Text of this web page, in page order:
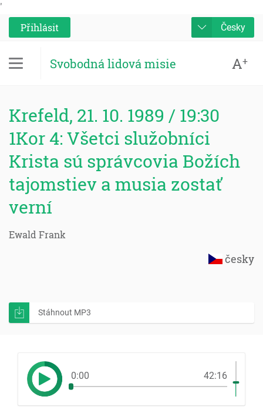
'
Přihlásit
Česky
Svobodná lidová misie A+
Krefeld, 21. 10. 1989 / 19:30
1Kor 4: Všetci služobníci
Krista sú správcovia Božích
tajomstiev a musia zostať
verní
Ewald Frank
česky
Stáhnout MP3
0:00 42:16